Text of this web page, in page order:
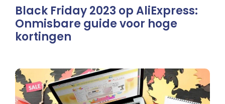
Black Friday 2023 op AliExpress:
Onmisbare guide voor hoge
kortingen